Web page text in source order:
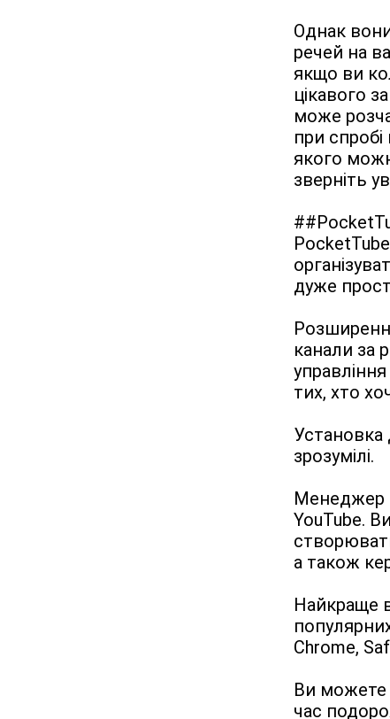
Однак
речей на
якщо ви
цікавого
може
при
якого
зверніть
дуже
канали за
тих, хто
Установка
зрозумілі.
Менеджер
YouTube.
а також
Найкраще
Chrome,
Ви можете
час